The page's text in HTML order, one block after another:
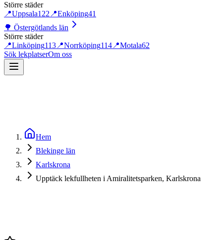
Större städer
📍Uppsala122 📍Enköping41
🌳 Östergötlands län
Större städer
📍Linköping113 📍Norrköping114 📍Motala62
Sök lekplatserOm oss
Hem
Blekinge län
Karlskrona
Upptäck lekfullheten i Amiralitetsparken, Karlskrona